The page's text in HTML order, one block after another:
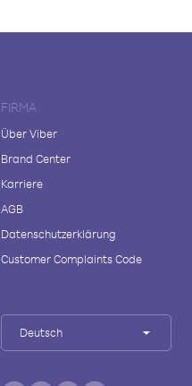
FIRMA
Über Viber
Brand Center
Karriere
AGB
Datenschutzerklärung
Customer Complaints Code
Deutsch